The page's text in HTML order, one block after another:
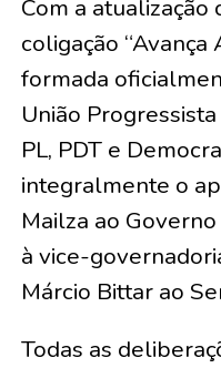
​Com a atualização
coligação “Avança
formada
União
PL, PDT e
integralmente o
Mailza ao
à vice-
Márcio Bittar ao
​Todas as